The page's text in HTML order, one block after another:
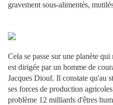
gravement sous-alimentés,
Cela se passe sur une planète
est dirigée par un homme de
Jacques Diouf. Il constate qu'au
ses forces de production
problème 12 milliards d'êtres